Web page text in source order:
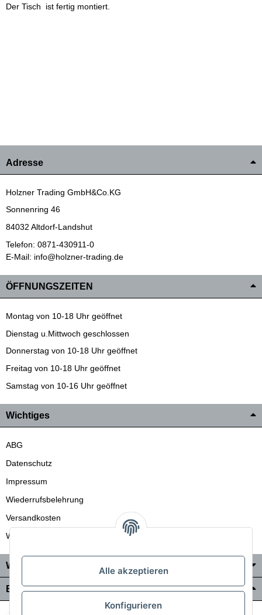
Der Tisch ist fertig montiert.
Adresse
Holzner Trading GmbH&Co.KG
Sonnenring 46
84032 Altdorf-Landshut
Telefon: 0871-430911-0
E-Mail: info@holzner-trading.de
ÖFFNUNGSZEITEN
Montag von 10-18 Uhr geöffnet
Dienstag u.Mittwoch geschlossen
Donnerstag von 10-18 Uhr geöffnet
Freitag von 10-18 Uhr geöffnet
Samstag von 10-16 Uhr geöffnet
Wichtiges
ABG
Datenschutz
Impressum
Wiederrufsbelehrung
Versandkosten
Wir liefern auch in die Schweiz
Wo Sie uns finden
Bezahlung & Versand
Alle akzeptieren
Konfigurieren